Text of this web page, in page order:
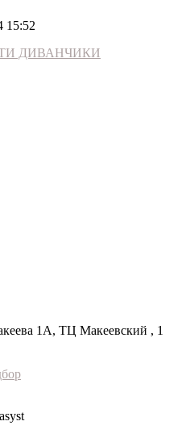
15:52
ДИВАНЧИКИ
1А, ТЦ Макеевский , 1